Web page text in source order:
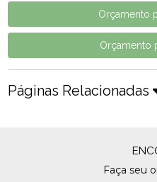
Orçamento
Orçamento
Páginas Relacionadas
Faça seu